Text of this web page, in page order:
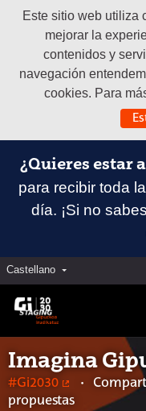
Este sitio web utiliza
mejorar la
contenidos y
navegación
cookies. Para
¿Quieres estar
para recibir toda
día. ¡Si no
Castellano Elegir el idioma
Imagina
#Gi2030
(Enlace
propuestas